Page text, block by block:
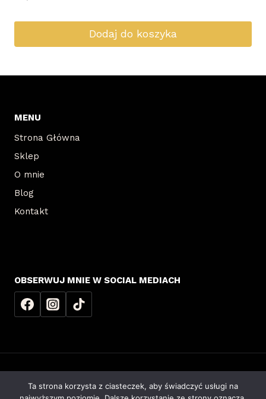
Dodaj do koszyka
MENU
Strona Główna
Sklep
O mnie
Blog
Kontakt
OBSERWUJ MNIE W SOCIAL MEDIACH
© 2026 Agnieszka Dyśko | Realizacja RAJCZAKOWSKI ENTERPRISE
Ta strona korzysta z ciasteczek, aby świadczyć usługi na